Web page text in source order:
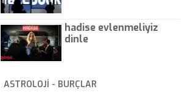
hadise evlenmeliyiz
dinle
ASTROLOJİ - BURÇLAR